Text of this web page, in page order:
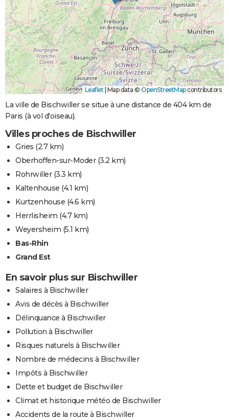
Leaflet Map data © OpenStreetMapcontributors
La ville de Bischwiller se situe à une distance de 404 km de
Paris (à vol d'oiseau).
Villes proches de Bischwiller
Gries (2.7 km)
Oberhoffen-sur-Moder(3.2 km)
Rohrwiller(3.3 km)
Kaltenhouse (4.1 km)
Kurtzenhouse (4.6 km)
Herrlisheim (4.7 km)
Weyersheim (5.1 km)
Bas-Rhin
Grand Est
En savoir plus sur Bischwiller
Salaires à Bischwiller
Avis de décès à Bischwiller
Délinquance à Bischwiller
Pollution à Bischwiller
Risques naturels à Bischwiller
Nombre de médecins à Bischwiller
Impôts à Bischwiller
Dette et budget de Bischwiller
Climat et historique météo de Bischwiller
Accidents de la route à Bischwiller